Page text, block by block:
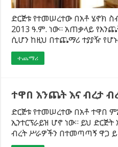
ድርጅቱ የተመሠረተው በአቶ ሄኖክ
2013 ዓ.ም. ነው። አጠቃላይ
ሲሆን ከዚህ በተጨማሪ ተያያዥ
ተጨማሪ
ተዋበ እንጨት እና ብረታ
ድርጅቱ የተመሠረተው በአቶ ተዋበ
ኢንተርፕራይዝ ሆኖ ነው። ይህ
ብረት ሥራዎችን በተመጣጣኝ ዋጋ